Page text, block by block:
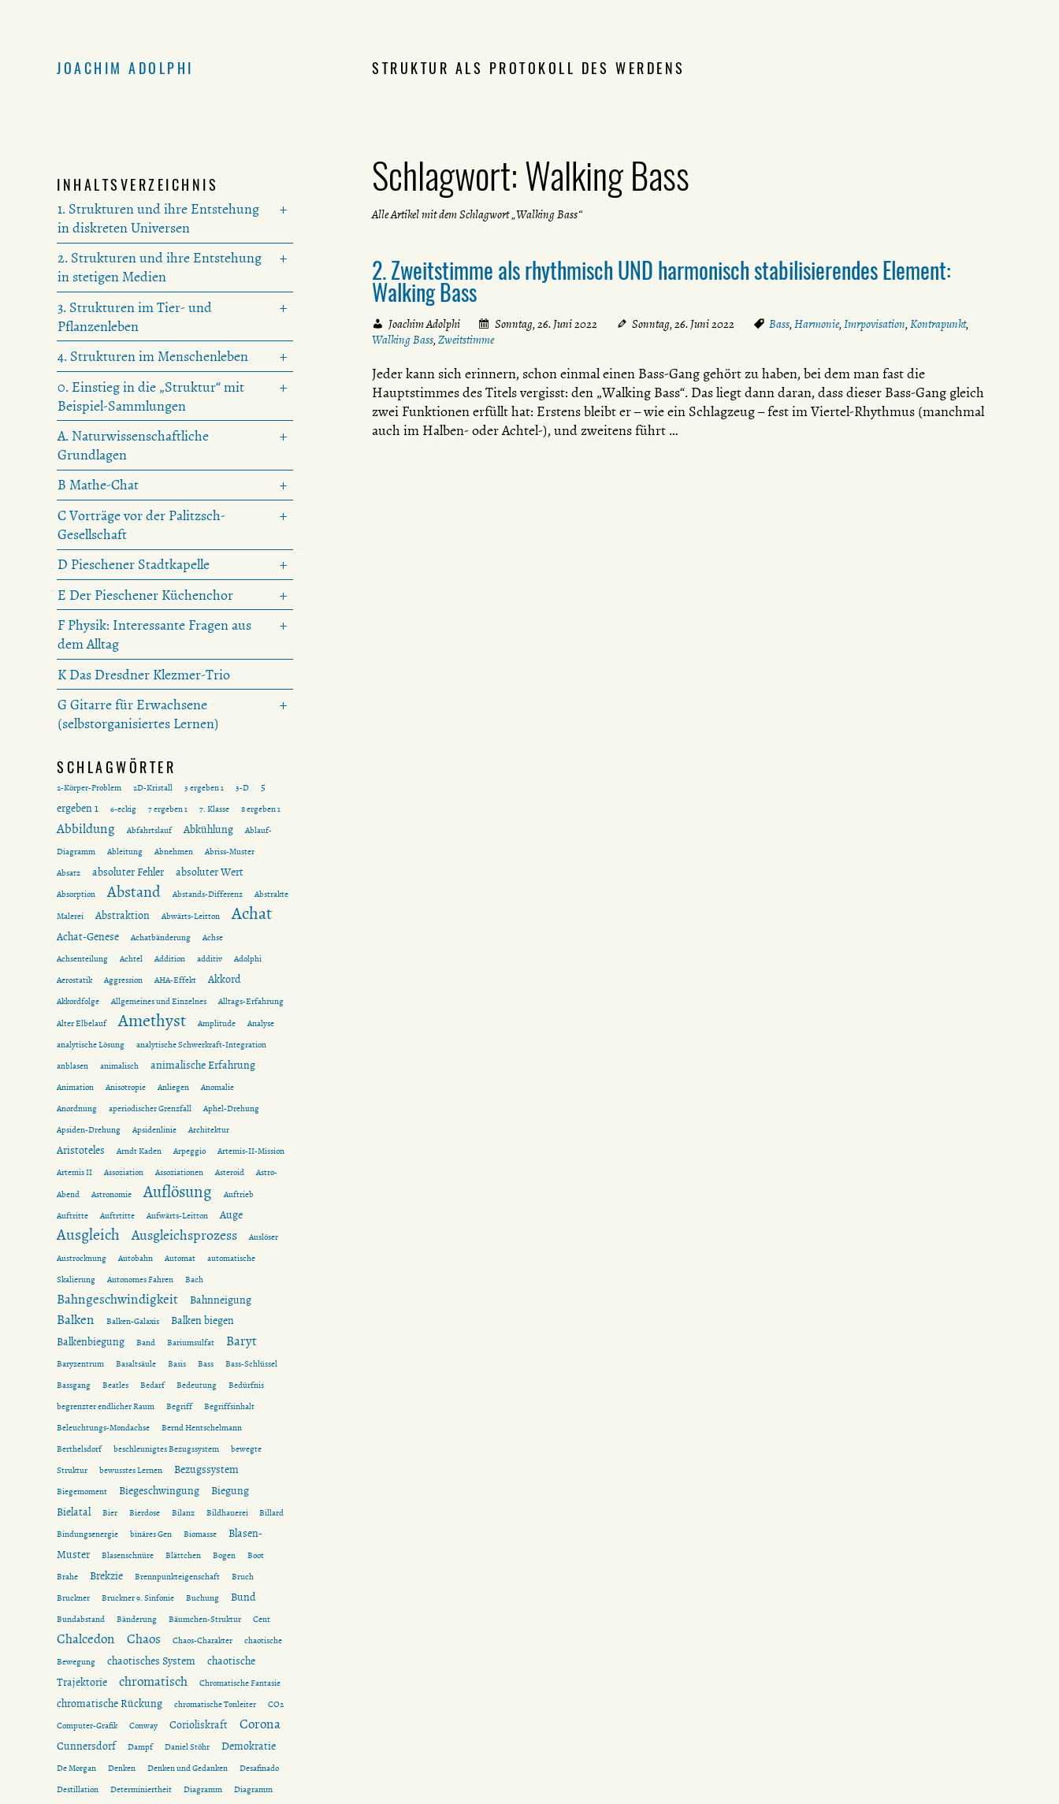
JOACHIM ADOLPHI STRUKTUR ALS PROTOKOLL DES WERDENS
Schlagwort:Walking Bass
Alle Artikel mit dem Schlagwort „Walking Bass“
2. Zweitstimme als rhythmisch UND harmonisch stabilisierendes Element:
Walking Bass
Joachim Adolphi Sonntag, 26. Juni 2022 Sonntag, 26. Juni 2022 Bass,Harmonie,Imrpovisation,Kontrapunkt,
Walking Bass, Zweitstimme
Jeder kann sich erinnern, schon einmal einen Bass-Gang gehört zu haben, bei dem man fast die
Hauptstimmes des Titels vergisst: den „Walking Bass“. Das liegt dann daran, dass dieser Bass-Gang gleich
zwei Funktionen erfüllt hat: Erstens bleibt er – wie ein Schlagzeug – fest im Viertel-Rhythmus (manchmal
auch im Halben- oder Achtel-), und zweitens führt …
INHALTSVERZEICHNIS
1. Strukturen und ihre Entstehung
in diskreten Universen
2. Strukturen und ihre Entstehung
in stetigen Medien
3. Strukturen im Tier- und
Pflanzenleben
4. Strukturen im Menschenleben
0. Einstieg in die „Struktur“ mit
Beispiel-Sammlungen
A. Naturwissenschaftliche
Grundlagen
B Mathe-Chat
C Vorträge vor der Palitzsch-
Gesellschaft
D Pieschener Stadtkapelle
E Der Pieschener Küchenchor
F Physik: Interessante Fragen aus
dem Alltag
K Das Dresdner Klezmer-Trio
G Gitarre für Erwachsene
(selbstorganisiertes Lernen)
SCHLAGWÖRTER
2-Körper-Problem 2D-Kristall 3 ergeben 1 3-D
5
ergeben 1
6-eckig 7 ergeben 1 7. Klasse 8 ergeben 1
Abbildung Abfahrtslauf Abkühlung
Ablauf-
Diagramm
Ableitung Abnehmen
Abriss-Muster
Absatz
absoluter Fehler absoluter Wert
Absorption Abstand Abstands-Differenz
Abstrakte
Malerei
Abstraktion Abwärts-Leitton Achat
Achat-Genese Achatbänderung
Achse
Achsenteilung
Achtel Addition additiv
Adolphi
Aerostatik
Aggression AHA-Effekt Akkord
Akkordfolge Allgemeines und Einzelnes
Alltags-Erfahrung
Alter Elbelauf
Amethyst Amplitude
Analyse
analytische Lösung
analytische Schwerkraft-Integration
anblasen
animalisch animalische Erfahrung
Animation Anisotropie Anliegen
Anomalie
Anordnung
aperiodischer Grenzfall
Aphel-Drehung
Apsiden-Drehung
Apsidenlinie Architektur
Aristoteles Arndt Kaden Arpeggio
Artemis-II-Mission
Artemis II
Assoziation Assoziationen Asteroid
Astro-
Abend
Astronomie Auflösung
Auftrieb
Auftritte
Auftrtitte Aufwärts-Leitton Auge
Ausgleich Ausgleichsprozess
Auslöser
Austrocknung
Autobahn Automat
automatische
Skalierung
Autonomes Fahren Bach
Bahngeschwindigkeit Bahnneigung
Balken Balken-Galaxis
Balken biegen
Balkenbiegung
Band Bariumsulfat Baryt
Baryzentrum Basaltsäule Basis Bass
Bass-Schlüssel
Bassgang
Beatles Bedarf Bedeutung
Bedürfnis
begrenzter endlicher Raum
Begriff
Begriffsinhalt
Beleuchtungs-Mondachse
Bernd Hentschelmann
Berthelsdorf
beschleunigtes Bezugssystem
bewegte
Struktur
bewusstes Lernen Bezugssystem
Biegemoment Biegeschwingung
Biegung
Bielatal
Bier Bierdose Bilanz Bildhauerei
Billard
Bindungsenergie
binäres Gen Biomasse
Blasen-
Muster
Blasenschnüre Blättchen Bogen
Boot
Brahe
Brekzie Brennpunkteigenschaft
Bruch
Bruckner
Bruckner 9. Sinfonie Buchung Bund
Bundabstand Bänderung Bäumchen-Struktur Cent
Chalcedon Chaos Chaos-Charakter
chaotische
Bewegung
chaotisches System
chaotische
Trajektorie
chromatisch Chromatische Fantasie
chromatische Rückung chromatische Tonleiter
CO2
Computer-Grafik
Conway Corioliskraft Corona
Cunnersdorf Dampf Daniel Stöhr Demokratie
De Morgan Denken Denken und Gedanken
Desafinado
Destillation
Determiniertheit Diagramm
Diagramm